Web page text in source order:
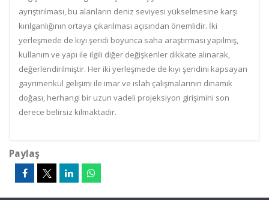
ayrıştırılması, bu alanların deniz seviyesi yükselmesine karşı
kırılganlığının ortaya çıkarılması açısından önemlidir. İki
yerleşmede de kıyı şeridi boyunca saha araştırması yapılmış,
kullanım ve yapı ile ilgili diğer değişkenler dikkate alınarak,
değerlendirilmiştir. Her iki yerleşmede de kıyı şeridini kapsayan
gayrimenkul gelişimi ile imar ve ıslah çalışmalarının dinamik
doğası, herhangi bir uzun vadeli projeksiyon girişimini son
derece belirsiz kılmaktadır.
Paylaş